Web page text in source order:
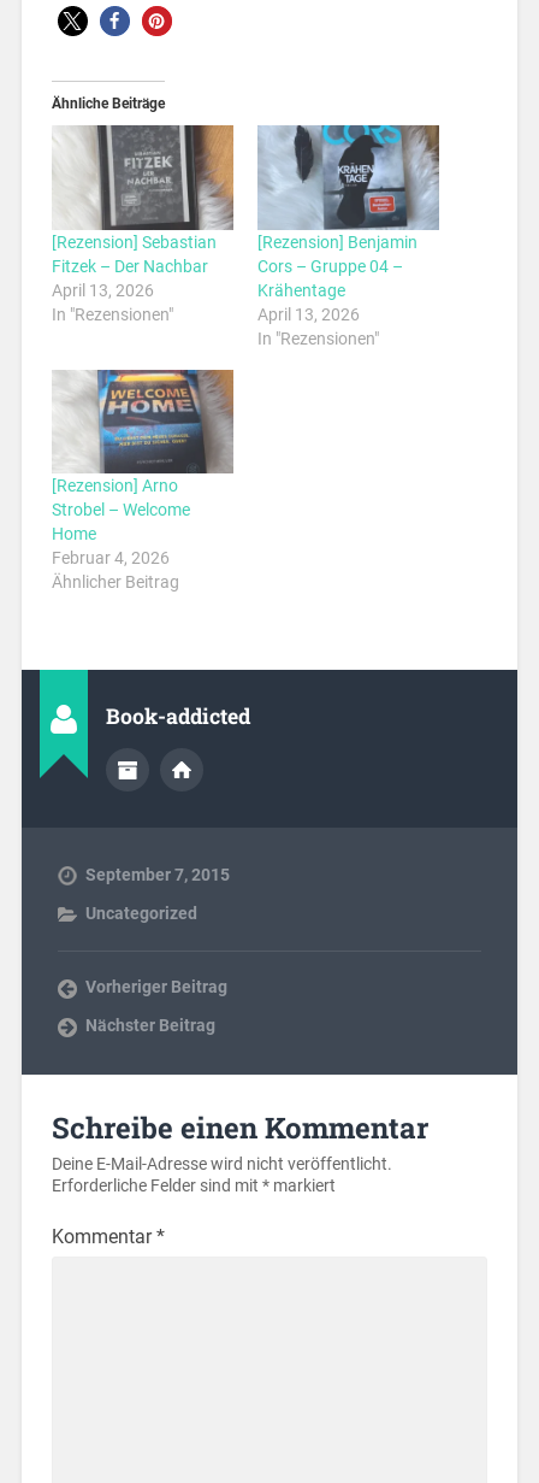
Ähnliche Beiträge
[Rezension] Sebastian
Fitzek – Der Nachbar
April 13, 2026
In "Rezensionen"
[Rezension] Benjamin
Cors – Gruppe 04 –
Krähentage
April 13, 2026
In "Rezensionen"
[Rezension] Arno
Strobel – Welcome
Home
Februar 4, 2026
Ähnlicher Beitrag
Book-addicted
September 7, 2015
Uncategorized
Vorheriger Beitrag
Nächster Beitrag
Schreibe einen Kommentar
Deine E-Mail-Adresse wird nicht veröffentlicht.
Erforderliche Felder sind mit *markiert
Kommentar*